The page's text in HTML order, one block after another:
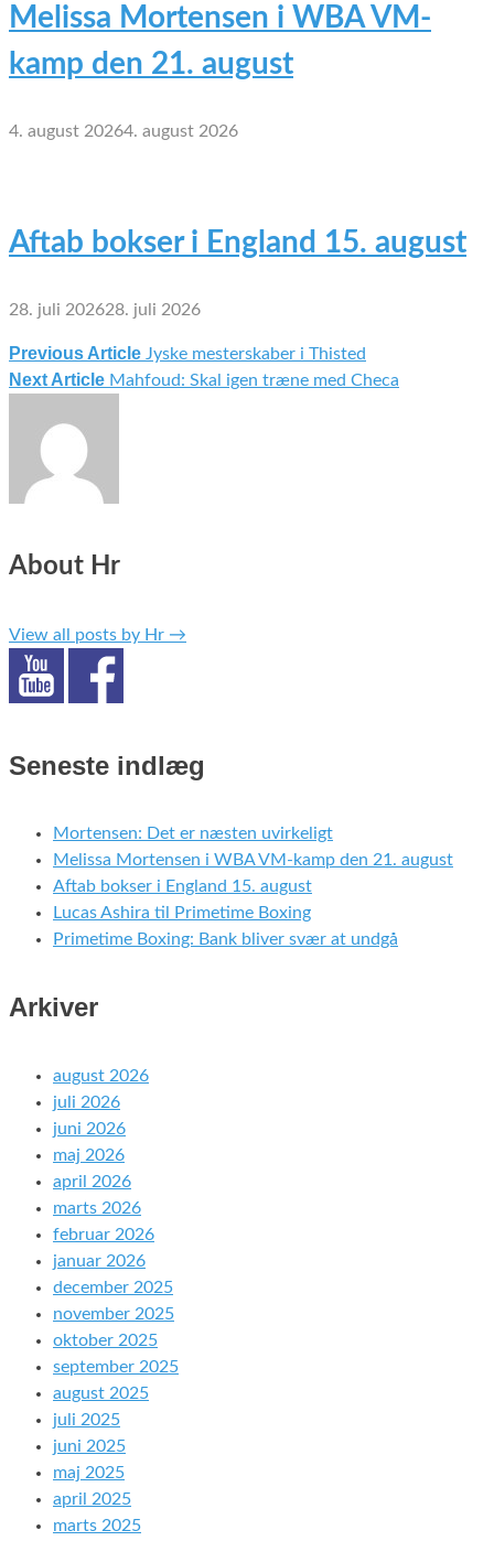
Melissa Mortensen i WBA VM-
kamp den 21. august
4. august 20264. august 2026
Aftab bokser i England 15. august
28. juli 202628. juli 2026
Indlægsnavigation
Previous Article Jyske mesterskaber i Thisted
Next Article Mahfoud: Skal igen træne med Checa
About Hr
View all posts by Hr →
Seneste indlæg
Mortensen: Det er næsten uvirkeligt
Melissa Mortensen i WBA VM-kamp den 21. august
Aftab bokser i England 15. august
Lucas Ashira til Primetime Boxing
Primetime Boxing: Bank bliver svær at undgå
Arkiver
august 2026
juli 2026
juni 2026
maj 2026
april 2026
marts 2026
februar 2026
januar 2026
december 2025
november 2025
oktober 2025
september 2025
august 2025
juli 2025
juni 2025
maj 2025
april 2025
marts 2025